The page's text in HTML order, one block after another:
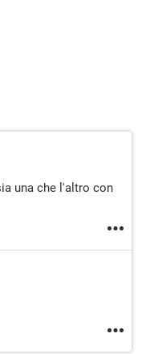
una che l'altro con